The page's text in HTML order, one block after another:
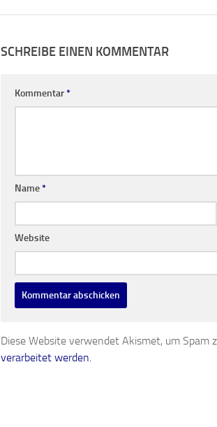
SCHREIBE EINEN KOMMENTAR
Kommentar*
Name*
Website
Diese Website verwendet Akismet, um Spam
verarbeitet werden.